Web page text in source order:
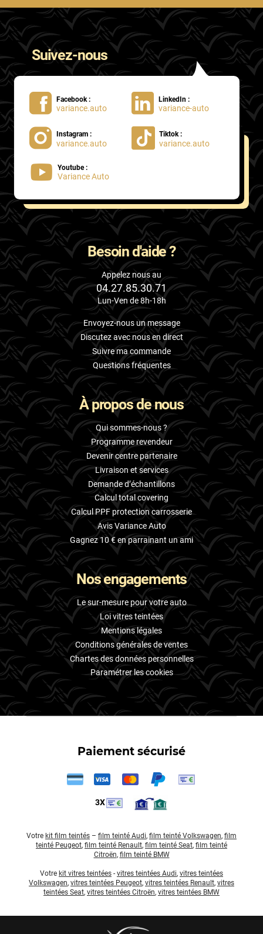
Suivez-nous
Facebook :
variance.auto
LinkedIn :
variance-auto
Instagram :
variance.auto
Tiktok :
variance.auto
Youtube :
Variance Auto
Besoin d'aide ?
Appelez nous au
04.27.85.30.71
Lun-Ven de 8h-18h
Envoyez-nous un message
Discutez avec nous en direct
Suivre ma commande
Questions fréquentes
À propos de nous
Qui sommes-nous ?
Programme revendeur
Devenir centre partenaire
Livraison et services
Demande d’échantillons
Calcul total covering
Calcul PPF protection carrosserie
Avis Variance Auto
Gagnez 10 € en parrainant un ami
Nos engagements
Le sur-mesure pour votre auto
Loi vitres teintées
Mentions légales
Conditions générales de ventes
Chartes des données personnelles
Paramétrer les cookies
Paiement sécurisé
3X
Votre kit film teintés – film teinté Audi, film teinté Volkswagen, film
teinté Peugeot, film teinté Renault, film teinté Seat, film teinté
Citroën, film teinté BMW
Votre kit vitres teintées - vitres teintées Audi, vitres teintées
Volkswagen, vitres teintées Peugeot, vitres teintées Renault, vitres
teintées Seat, vitres teintées Citroën, vitres teintées BMW